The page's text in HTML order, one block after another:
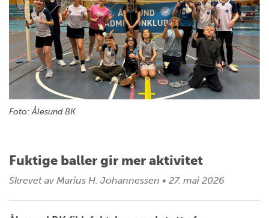
Foto: Ålesund BK
Fuktige baller gir mer aktivitet
Skrevet av Marius H. Johannessen • 27. mai 2026